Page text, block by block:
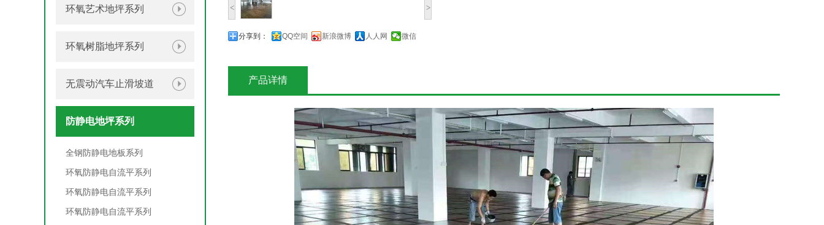
环氧艺术地坪系列
环氧树脂地坪系列
无震动汽车止滑坡道
防静电地坪系列
全钢防静电地板系列
环氧防静电自流平系列
环氧防静电自流平系列
环氧防静电自流平系列
< >
分享到： QQ空间 新浪微博 人人网 微信
产品详情